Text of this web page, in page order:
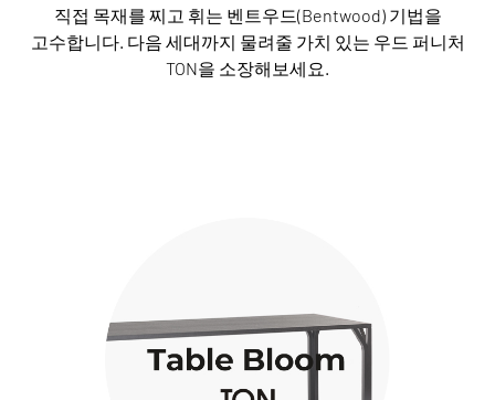
직접 목재를 찌고 휘는 벤트우드(Bentwood) 기법을
고수합니다. 다음 세대까지 물려줄 가치 있는 우드 퍼니처
TON을 소장해보세요.